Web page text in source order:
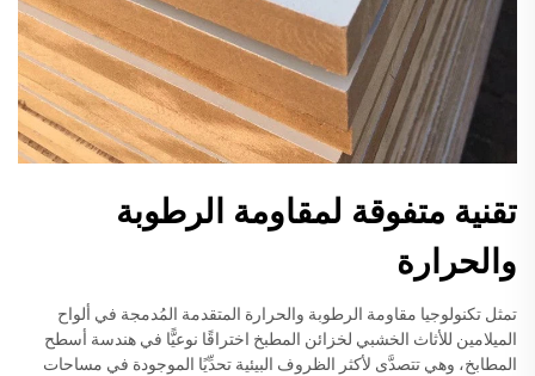
تقنية متفوقة لمقاومة الرطوبة
والحرارة
تمثل تكنولوجيا مقاومة الرطوبة والحرارة المتقدمة المُدمجة في ألواح
الميلامين للأثاث الخشبي لخزائن المطبخ اختراقًا نوعيًّا في هندسة أسطح
المطابخ، وهي تتصدَّى لأكثر الظروف البيئية تحدِّيًا الموجودة في مساحات